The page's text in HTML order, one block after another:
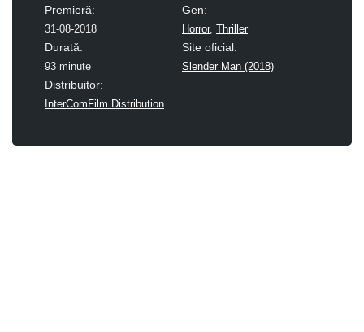
Premieră:
31-08-2018
Gen:
Horror, Thriller
Durată:
93 minute
Site oficial:
Slender Man (2018)
Distribuitor:
InterComFilm Distribution